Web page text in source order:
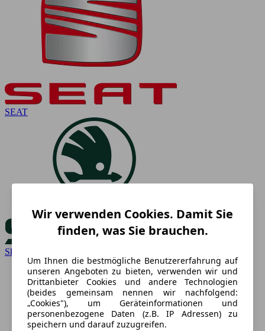
SEAT
Skoda
Wir verwenden Cookies. Damit Sie
finden, was Sie brauchen.
Um Ihnen die bestmögliche Benutzererfahrung auf
unseren Angeboten zu bieten, verwenden wir und
Drittanbieter Cookies und andere Technologien
(beides gemeinsam nennen wir nachfolgend:
„Cookies"), um Geräteinformationen und
personenbezogene Daten (z.B. IP Adressen) zu
speichern und darauf zuzugreifen.